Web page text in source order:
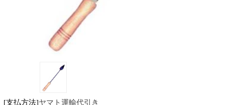
[支払方法]ヤマト運輸代引き